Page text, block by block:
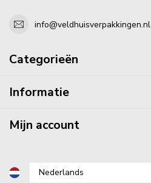
info@veldhuisverpakkingen.nl
Categorieën
Informatie
Mijn account